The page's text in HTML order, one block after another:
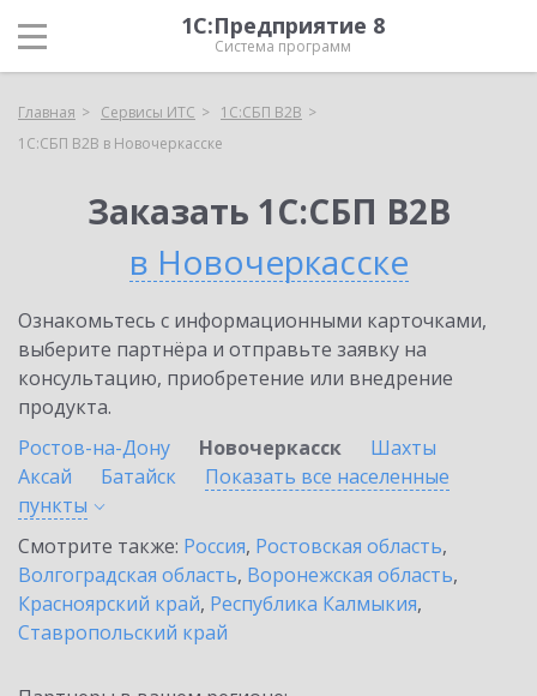
1С:Предприятие 8
Система программ
Главная Сервисы ИТС
1С:СБП B2B
1С:СБП B2B в Новочеркасске
Заказать 1С:СБП B2B
в Новочеркасске
Ознакомьтесь с информационными карточками,
выберите партнёра и отправьте заявку на
консультацию, приобретение или внедрение
продукта.
Ростов-на-Дону
Новочеркасск
Шахты
Аксай
Батайск
Показать все населенные
пункты
Смотрите также: Россия, Ростовская область,
Волгоградская область, Воронежская область,
Красноярский край, Республика Калмыкия,
Ставропольский край